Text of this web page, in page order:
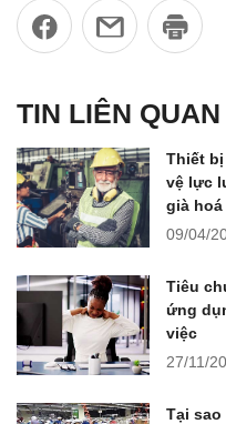
TIN LIÊN QUAN
Thiết
vệ lực
già hoá
09/04/
Tiêu
ứng
việc
27/11/
Tại